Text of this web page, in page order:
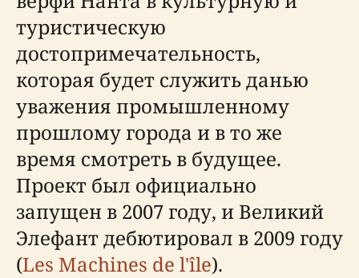
туристическую
достопримечательность,
которая будет служить данью
уважения промышленному
прошлому города и в то же
время смотреть в будущее.
Проект был официально
запущен в 2007 году, и Великий
Элефант дебютировал в 2009 году
(Les Machines de l'île).